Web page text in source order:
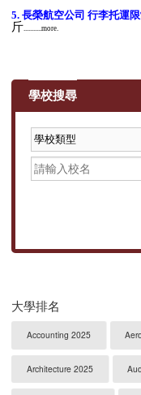
訊息公告
5.長榮航空公司 行李托運限
斤 ...........more.
學校搜尋
大學排名
Accounting 2025
Architecture 2025